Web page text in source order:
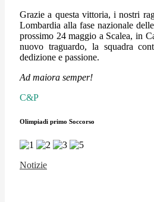
Grazie a questa vittoria, i nostri
Lombardia alla fase nazionale
prossimo 24 maggio a Scalea, in
nuovo traguardo, la squadra
dedizione e passione.
Ad maiora semper!
C&P
Olimpiadi primo Soccorso
Notizie